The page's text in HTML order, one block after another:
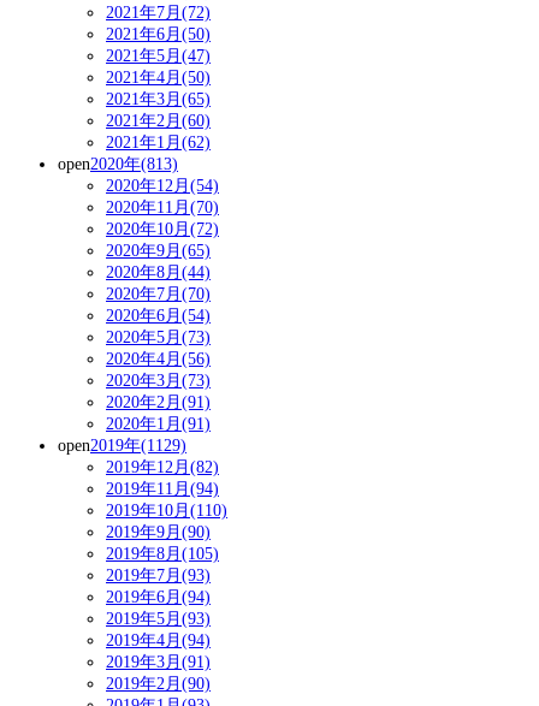
2021年7月(72)
2021年6月(50)
2021年5月(47)
2021年4月(50)
2021年3月(65)
2021年2月(60)
2021年1月(62)
open2020年(813)
2020年12月(54)
2020年11月(70)
2020年10月(72)
2020年9月(65)
2020年8月(44)
2020年7月(70)
2020年6月(54)
2020年5月(73)
2020年4月(56)
2020年3月(73)
2020年2月(91)
2020年1月(91)
open2019年(1129)
2019年12月(82)
2019年11月(94)
2019年10月(110)
2019年9月(90)
2019年8月(105)
2019年7月(93)
2019年6月(94)
2019年5月(93)
2019年4月(94)
2019年3月(91)
2019年2月(90)